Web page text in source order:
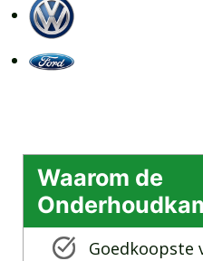
Waarom de
Goedkoopste